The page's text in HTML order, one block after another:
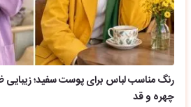
رنگ مناسب لباس برای پوست سفید؛ زیبایی
چهره و قد